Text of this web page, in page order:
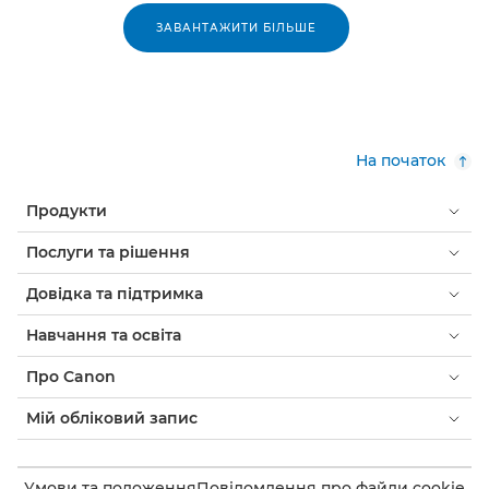
ЗАВАНТАЖИТИ БІЛЬШЕ
На початок
Продукти
Послуги та рішення
Довідка та підтримка
Навчання та освіта
Про Canon
Мій обліковий запис